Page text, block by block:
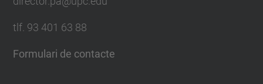
tlf. 93 401 63 88
Formulari de contacte